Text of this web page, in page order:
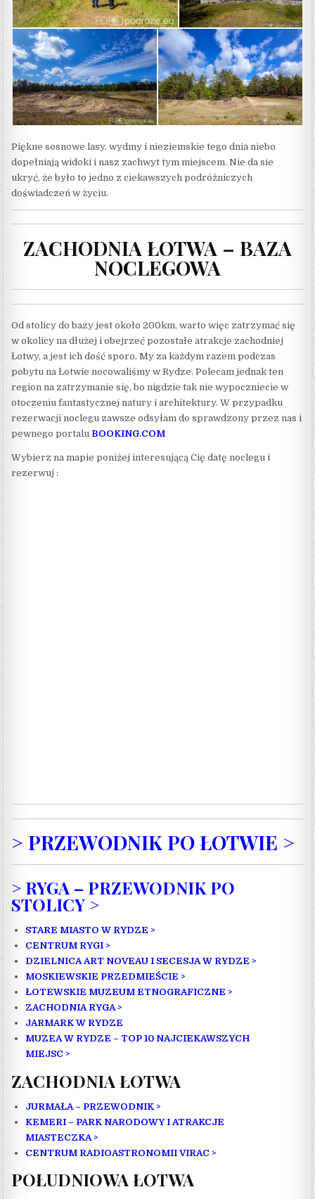
Piękne sosnowe lasy, wydmy i nieziemskie tego dnia niebo
dopełniają widoki i nasz zachwyt tym miejscem. Nie da sie
ukryć, że było to jedno z ciekawszych podróżniczych
doświadczeń w życiu.
ZACHODNIA ŁOTWA – BAZA
NOCLEGOWA
Od stolicy do bazy jest około 200km, warto więc zatrzymać się
w okolicy na dłużej i obejrzeć pozostałe atrakcje zachodniej
Łotwy, a jest ich dość sporo. My za każdym razem podczas
pobytu na Łotwie nocowaliśmy w Rydze. Polecam jednak ten
region na zatrzymanie się, bo nigdzie tak nie wypoczniecie w
otoczeniu fantastycznej natury i architektury. W przypadku
rezerwacji noclegu zawsze odsyłam do sprawdzony przez nas i
pewnego portalu BOOKING.COM
Wybierz na mapie poniżej interesującą Cię datę noclegu i
rezerwuj :
> PRZEWODNIK PO ŁOTWIE >
> RYGA – PRZEWODNIK PO
STOLICY >
STARE MIASTO W RYDZE >
CENTRUM RYGI >
DZIELNICA ART NOVEAU I SECESJA W RYDZE >
MOSKIEWSKIE PRZEDMIEŚCIE >
ŁOTEWSKIE MUZEUM ETNOGRAFICZNE >
ZACHODNIA RYGA >
JARMARK W RYDZE
MUZEA W RYDZE – TOP 10 NAJCIEKAWSZYCH
MIEJSC >
ZACHODNIA ŁOTWA
JURMAŁA – PRZEWODNIK >
KEMERI – PARK NARODOWY I ATRAKCJE
MIASTECZKA >
CENTRUM RADIOASTRONOMII VIRAC >
POŁUDNIOWA ŁOTWA